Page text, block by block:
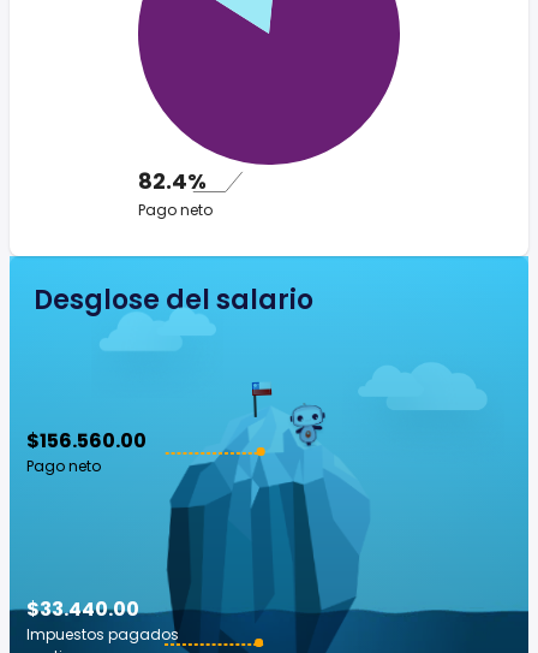
82.4%
Pago neto
Desglose del salario
$156.560.00
Pago neto
$33.440.00
Impuestos pagados